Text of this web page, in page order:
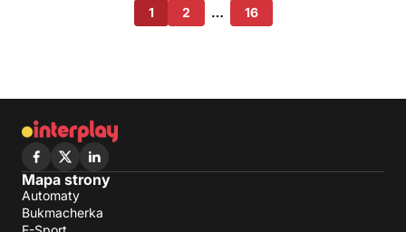
1 2 … 16
Mapa strony
Automaty
Bukmacherka